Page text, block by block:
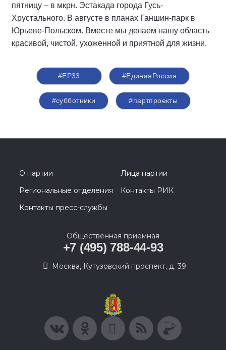
пятницу – в мкрн. Эстакада города Гусь-
Хрустального. В августе в планах Ганшин-парк в
Юрьеве-Польском. Вместе мы делаем нашу область
красивой, чистой, ухоженной и приятной для жизни.
#ЕР33 #‎ЕдинаяРоссия
#субботники #партпроекты
О партии
Лица партии
Региональные отделения
Контакты РИК
Контакты пресс-службы
Общественная приемная
+7 (495) 788-44-93
Москва, Кутузовский проспект, д. 39